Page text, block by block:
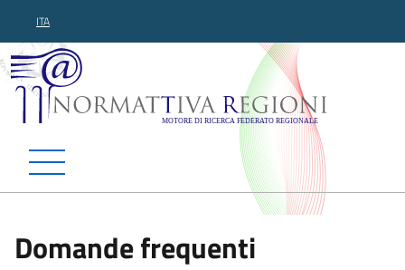
ITA
Normattiva Regioni -
Domande frequenti